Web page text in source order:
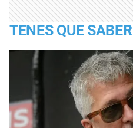
TENES QUE SABER